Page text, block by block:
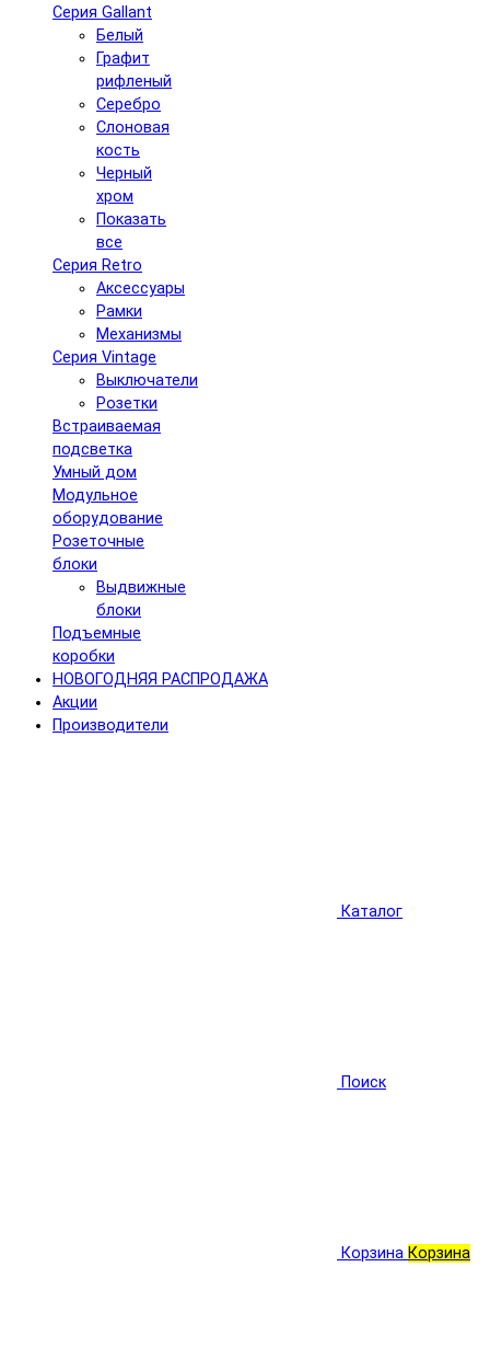
Серия Gallant
Белый
Графит
рифленый
Серебро
Слоновая
кость
Черный
хром
Показать
все
Серия Retro
Аксессуары
Рамки
Механизмы
Серия Vintage
Выключатели
Розетки
Встраиваемая
подсветка
Умный дом
Модульное
оборудование
Розеточные
блоки
Выдвижные
блоки
Подъемные
коробки
НОВОГОДНЯЯ РАСПРОДАЖА
Акции
Производители
Каталог
Поиск
Корзина Корзина